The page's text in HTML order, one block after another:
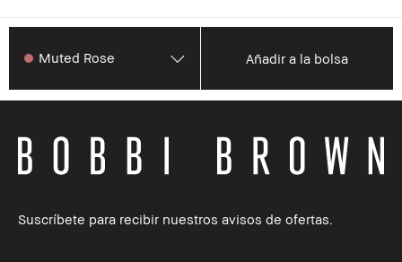
Muted Rose Añadir a la bolsa
Suscríbete para recibir nuestros avisos de ofertas.